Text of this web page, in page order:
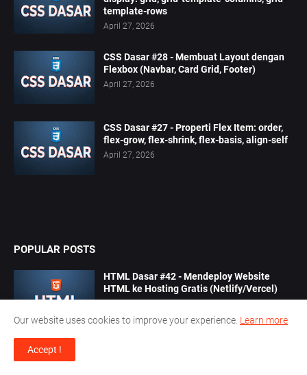
template-rows
April 27, 2026
CSS Dasar #28 - Membuat Layout dengan
Flexbox (Navbar, Card Grid, Footer)
April 27, 2026
CSS Dasar #27 - Properti Flex Item: order,
flex-grow, flex-shrink, flex-basis, align-self
April 27, 2026
POPULAR POSTS
HTML Dasar #42 - Mendeploy Website
HTML ke Hosting Gratis (Netlify/Vercel)
Our website uses cookies to improve your experience. Learn more
Accept !